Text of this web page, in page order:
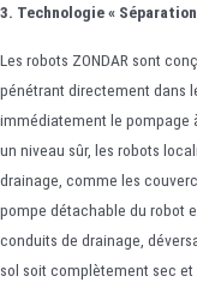
3. Technologie «
Les robots ZONDAR sont
pénétrant directement dans
immédiatement le pompage
un niveau sûr, les robots
drainage, comme les
pompe détachable du robot
conduits de drainage,
sol soit complètement sec et